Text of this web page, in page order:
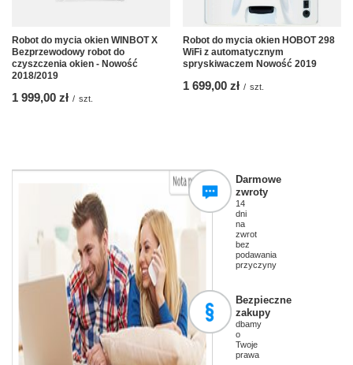
Robot do mycia okien WINBOT X
Bezprzewodowy robot do
czyszczenia okien - Nowość
2018/2019
1 999,00 zł / szt.
Robot do mycia okien HOBOT 298
WiFi z automatycznym
spryskiwaczem Nowość 2019
1 699,00 zł / szt.
Darmowe
zwroty
14
dni
na
zwrot
bez
podawania
przyczyny
Bezpieczne
zakupy
dbamy
o
Twoje
prawa